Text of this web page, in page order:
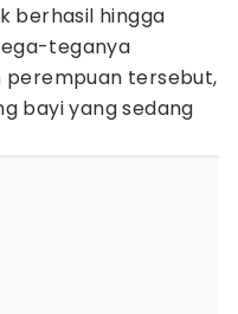
berhasil hingga
teganya
perempuan tersebut,
bayi yang sedang